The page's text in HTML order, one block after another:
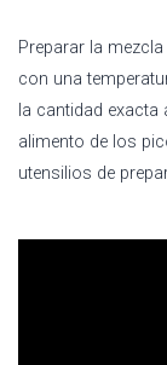
Preparar la
con una
la cantidad exacta
alimento de los
utensilios de